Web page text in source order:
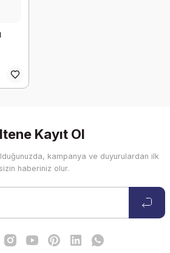
Kayıt Ol
kampanya ve duyurulardan ilk
sizin haberiniz olur.